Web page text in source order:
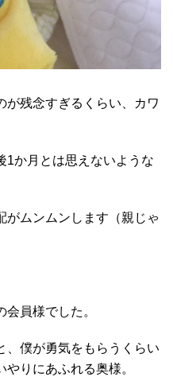
が残念すぎるくらい、カワ
1か月とは思えないような
がムンムンします（親じゃ
員様でした。
、僕が勇気をもらうくらい
りにあふれる奥様。